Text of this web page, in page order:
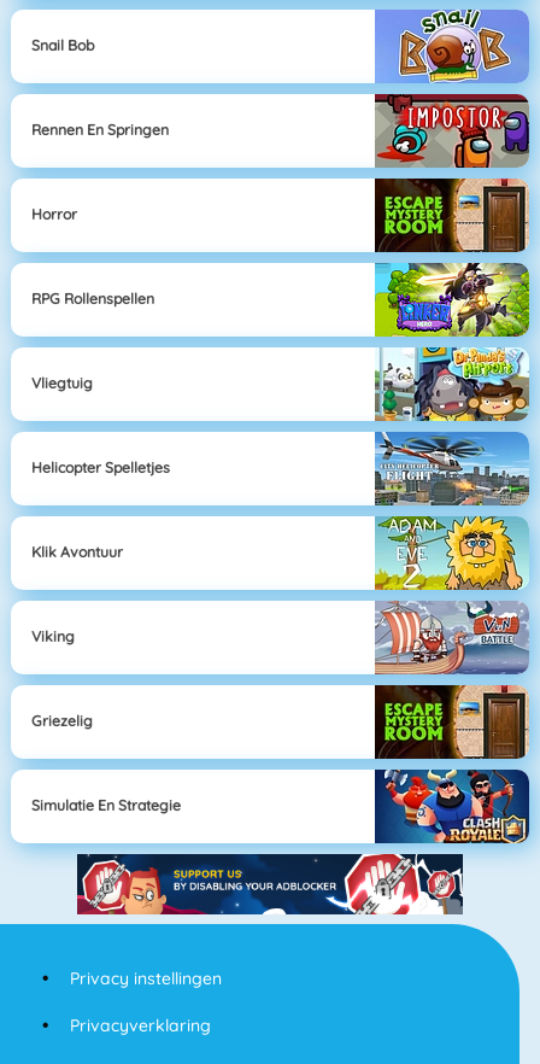
Snail Bob
Rennen En Springen
Horror
RPG Rollenspellen
Vliegtuig
Helicopter Spelletjes
Klik Avontuur
Viking
Griezelig
Simulatie En Strategie
Privacy instellingen
Privacyverklaring